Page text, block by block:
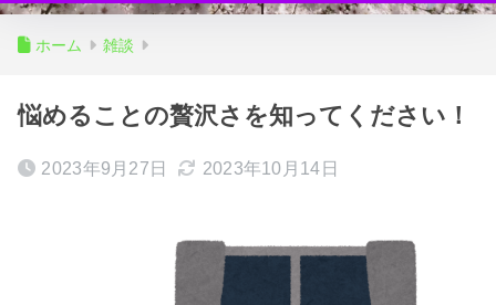
ホーム 雑談
悩めることの贅沢さを知ってください！
2023年9月27日 2023年10月14日